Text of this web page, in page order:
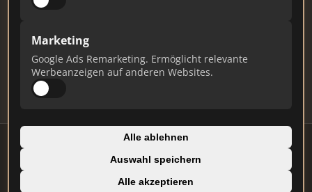
Marketing
Google Ads Remarketing. Ermöglicht relevante
Werbeanzeigen auf anderen Websites.
Alle ablehnen
Auswahl speichern
Alle akzeptieren
Ist das Ihr Unternehmen?
Daten und erhalten Sie monatliche Ranking-
Updates.
Profil beanspruchen
⭐ Etabliert